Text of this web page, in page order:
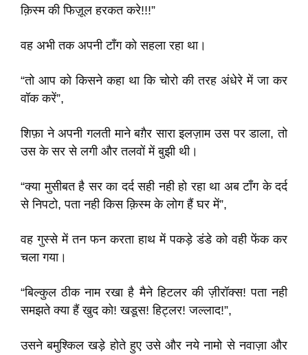
क़िस्म की फिज़ूल हरकत करे!!!”
वह अभी तक अपनी टाँग को सहला रहा था।
“तो आप को किसने कहा था कि चोरो की तरह अंधेरे में जा कर
वॉक करें”,
शिफ़ा ने अपनी गलती माने बग़ैर सारा इलज़ाम उस पर डाला, तो
उस के सर से लगी और तलवों में बुझी थी।
“क्या मुसीबत है सर का दर्द सही नही हो रहा था अब टाँग के दर्द
से निपटो, पता नही किस क़िस्म के लोग हैं घर में”,
वह गुस्से में तन फन करता हाथ में पकड़े डंडे को वही फेंक कर
चला गया।
“बिल्कुल ठीक नाम रखा है मैने हिटलर की ज़ीरॉक्स! पता नही
समझते क्या हैं खुद को! खडूस! हिट्लर! जल्लाद!”,
उसने बमुश्किल खड़े होते हुए उसे और नये नामो से नवाज़ा और